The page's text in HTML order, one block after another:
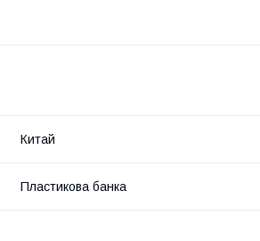
Китай
Пластикова банка